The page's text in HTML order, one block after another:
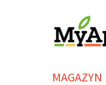
MAGAZYN